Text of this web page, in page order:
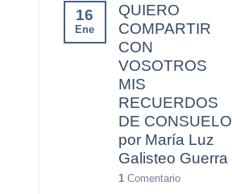
16
Ene
QUIERO
COMPARTIR
CON
VOSOTROS
MIS
RECUERDOS
DE CONSUELO
por María Luz
Galisteo Guerra
1Comentario